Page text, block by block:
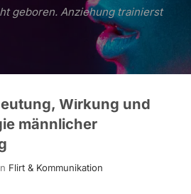
geboren. Anziehung trainierst
Wirkung und
männlicher
Flirt & Kommunikation